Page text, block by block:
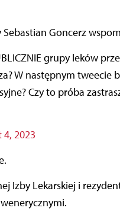
Goncerz
W następnym tweecie
Czy to próba
2023
Izby Lekarskiej i